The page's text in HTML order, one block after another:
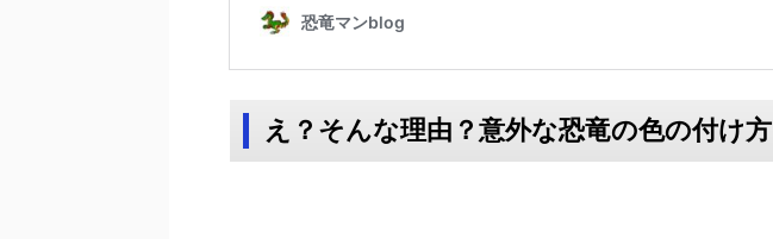
え？そんな理由？意外な恐竜の色の付け方